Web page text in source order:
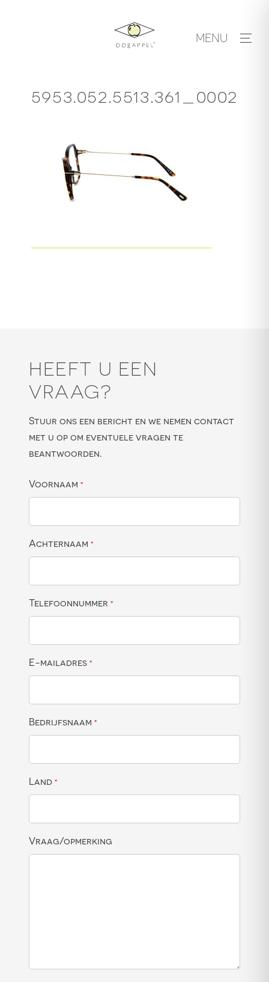
MENU
5953.052.5513.361_0002
HEEFT U EEN
VRAAG?
Stuur ons een bericht en we nemen contact
met u op om eventuele vragen te
beantwoorden.
Voornaam *
Achternaam *
Telefoonnummer *
E-mailadres *
Bedrijfsnaam *
Land *
Vraag/opmerking